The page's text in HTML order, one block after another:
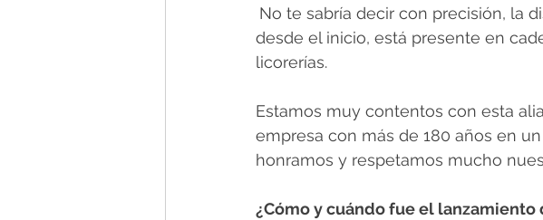
No te sabría decir con precisión, la
desde el inicio, está presente en
licorerías.
Estamos muy contentos con esta
empresa con más de 180 años en
honramos y respetamos mucho
¿Cómo y cuándo fue el lanzamiento